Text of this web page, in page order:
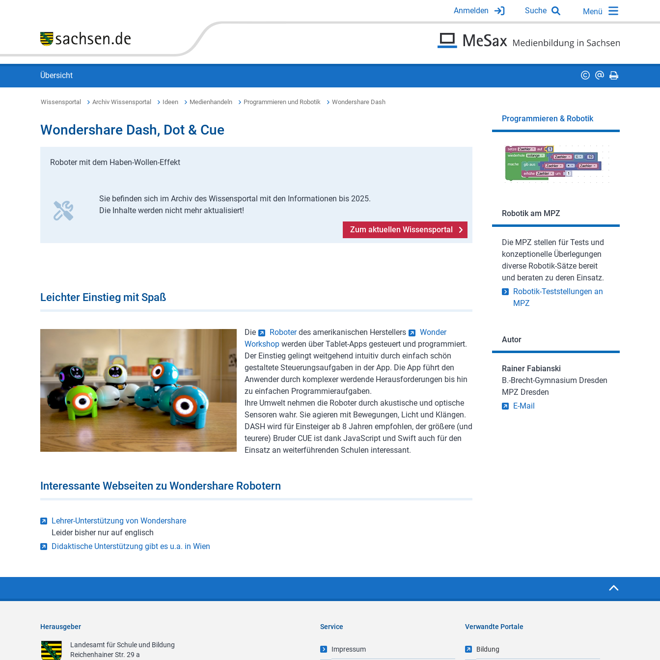
Anmelden Suche
Übersicht
Wissensportal Archiv Wissensportal Ideen Medienhandeln Programmieren und Robotik Wondershare Dash
Wondershare Dash, Dot & Cue
Roboter mit dem Haben-Wollen-Effekt
Sie befinden sich im Archiv des Wissensportal mit den Informationen bis 2025.
Die Inhalte werden nicht mehr aktualisiert!
Zum aktuellen Wissensportal
Leichter Einstieg mit Spaß
Die Roboterdes amerikanischen Herstellers
Wonder
Workshop werden über Tablet-Apps gesteuert und programmiert.
Der Einstieg gelingt weitgehend intuitiv durch einfach schön
gestaltete Steuerungsaufgaben in der App. Die App führt den
Anwender durch komplexer werdende Herausforderungen bis hin
zu einfachen Programmieraufgaben.
Ihre Umwelt nehmen die Roboter durch akustische und optische
Sensoren wahr. Sie agieren mit Bewegungen, Licht und Klängen.
DASH wird für Einsteiger ab 8 Jahren empfohlen, der größere (und
teurere) Bruder CUE ist dank JavaScript und Swift auch für den
Einsatz an weiterführenden Schulen interessant.
Interessante Webseiten zu Wondershare Robotern
Lehrer-Unterstützung von Wondershare
Leider bisher nur auf englisch
Didaktische Unterstützung gibt es u.a. in Wien
Programmieren & Robotik
Robotik am MPZ
Die MPZ stellen für Tests und
konzeptionelle Überlegungen
diverse Robotik-Sätze bereit
und beraten zu deren Einsatz.
Robotik-Teststellungen an
MPZ
Autor
Rainer Fabianski
B.-Brecht-Gymnasium Dresden
MPZ Dresden
E-Mail
Herausgeber
Landesamt für Schule und Bildung
Reichenhainer Str. 29 a
Service
Impressum
Verwandte Portale
Bildung